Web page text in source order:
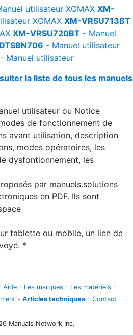
utilisateur XOMAX XM-
XOMAX XM-VRSU713BT
XM-VRSU720BT - Manuel
- Manuel utilisateur
- Manuel utilisateur
la liste de tous les manuels
utilisateur ou Notice
de fonctionnement de
avant utilisation, description
modes opératoires, les
dysfontionnement, les
par manuels.solutions
en PDF. Ils sont
tablette ou mobile, un lien de
*
Aide - Les marques - Les matériels -
- Articles techniques - Contact
Manuals Network Inc.